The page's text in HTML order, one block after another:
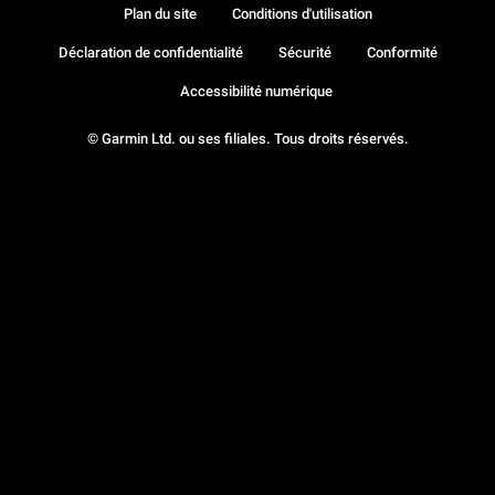
© Garmin Ltd. ou ses filiales. Tous droits réservés.
Plan du site Conditions d'utilisation
Déclaration de confidentialité Sécurité Conformité
Accessibilité numérique